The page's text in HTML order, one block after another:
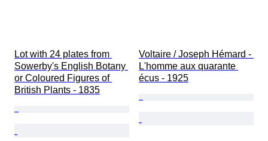
Lot with 24 plates from
Sowerby's English Botany
or Coloured Figures of
British Plants - 1835
Voltaire / Joseph Hémard -
L'homme aux quarante
écus - 1925